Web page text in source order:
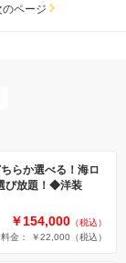
のページ
らか選べる！海ロ
び放題！◆洋装
￥154,000 （税込）
料金： ￥22,000 （税込）